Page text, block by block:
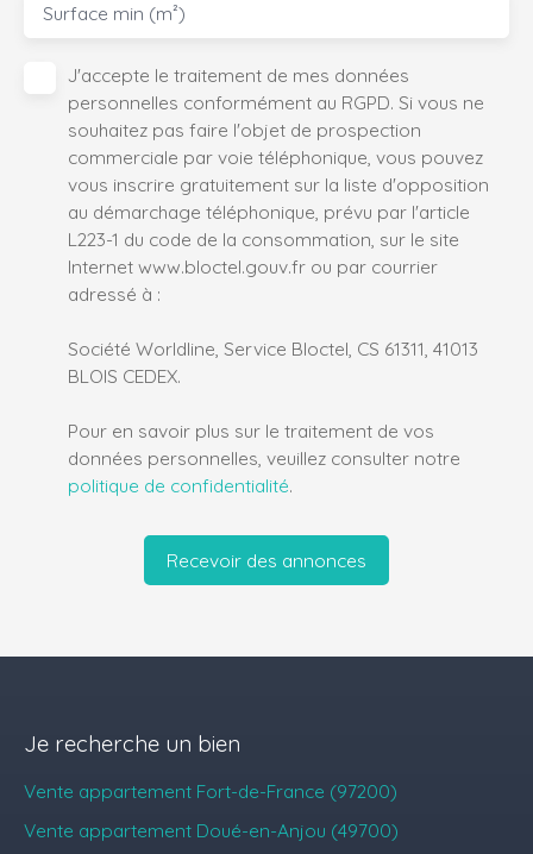
Surface min (m²)
J'accepte le traitement de mes données
personnelles conformément au RGPD. Si vous ne
souhaitez pas faire l'objet de prospection
commerciale par voie téléphonique, vous pouvez
vous inscrire gratuitement sur la liste d'opposition
au démarchage téléphonique, prévu par l'article
L223-1 du code de la consommation, sur le site
Internet www.bloctel.gouv.fr ou par courrier
adressé à :
Société Worldline, Service Bloctel, CS 61311, 41013
BLOIS CEDEX.
Pour en savoir plus sur le traitement de vos
données personnelles, veuillez consulter notre
politique de confidentialité.
Recevoir des annonces
Je recherche un bien
Vente appartement Fort-de-France (97200)
Vente appartement Doué-en-Anjou (49700)